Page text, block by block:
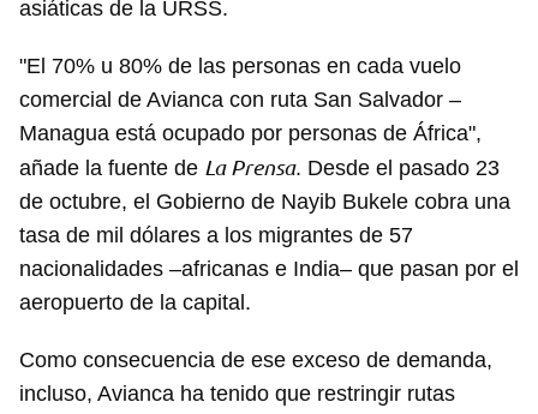
asiáticas de la URSS.
"El 70% u 80% de las personas en cada vuelo
comercial de Avianca con ruta San Salvador –
Managua está ocupado por personas de África",
añade la fuente de La Prensa. Desde el pasado 23
de octubre, el Gobierno de Nayib Bukele cobra una
tasa de mil dólares a los migrantes de 57
nacionalidades –africanas e India– que pasan por el
aeropuerto de la capital.
Como consecuencia de ese exceso de demanda,
incluso, Avianca ha tenido que restringir rutas